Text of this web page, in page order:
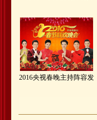
2016央视春晚主持阵容发